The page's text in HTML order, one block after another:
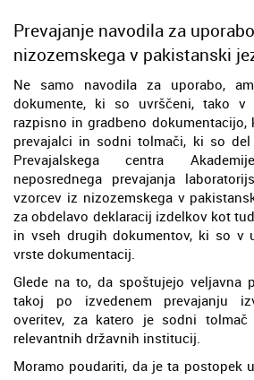
Prevajanje navodila za
nizozemskega v pakistanski
Ne samo navodila za uporabo,
dokumente, ki so uvrščeni, tako
razpisno in gradbeno dokumentacijo,
prevajalci in sodni tolmači, ki so del
Prevajalskega centra
neposrednega prevajanja
vzorcev iz nizozemskega v
za obdelavo deklaracij izdelkov kot
in vseh drugih dokumentov, ki so v
vrste dokumentacij.
Glede na to, da spoštujejo veljavna
takoj po izvedenem prevajanju
overitev, za katero je sodni
relevantnih državnih institucij.
Moramo poudariti, da je ta postopek